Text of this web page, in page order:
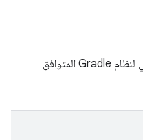
الإصدار 8.3.2 من المكوّن الإضافي لنظام Gradle المتوافق